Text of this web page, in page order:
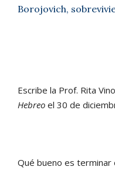
Borojovich,
Escribe la Prof. Rita
Hebreo el 30 de
Qué bueno es terminar